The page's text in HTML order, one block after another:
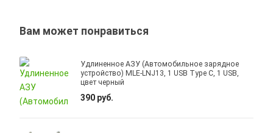
Вам может понравиться
Удлиненное АЗУ (Автомобильное зарядное
устройство) MLE-LNJ13, 1 USB Type C, 1 USB,
цвет черный
390 руб.